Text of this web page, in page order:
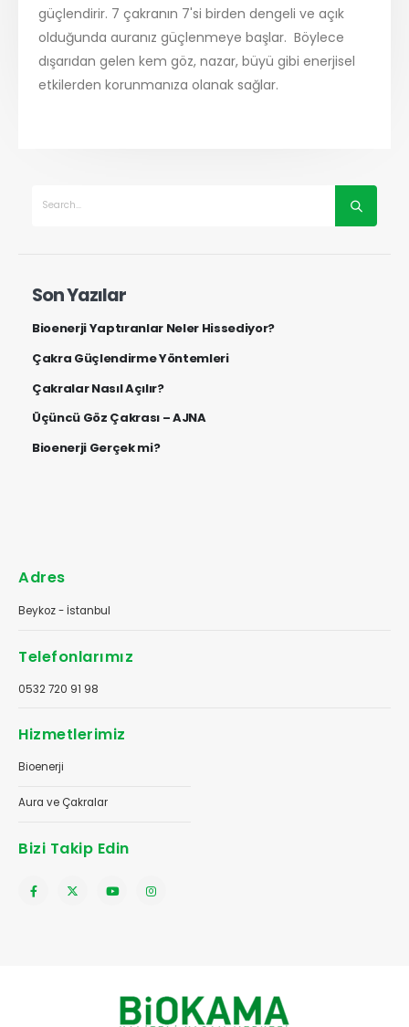
güçlendirir. 7 çakranın 7'si birden dengeli ve açık
olduğunda auranız güçlenmeye başlar. Böylece
dışarıdan gelen kem göz, nazar, büyü gibi enerjisel
etkilerden korunmanıza olanak sağlar.
Son Yazılar
Bioenerji Yaptıranlar Neler Hissediyor?
Çakra Güçlendirme Yöntemleri
Çakralar Nasıl Açılır?
Üçüncü Göz Çakrası – AJNA
Bioenerji Gerçek mi?
Adres
Beykoz - İstanbul
Telefonlarımız
0532 720 91 98
Hizmetlerimiz
Bioenerji
Aura ve Çakralar
Bizi Takip Edin